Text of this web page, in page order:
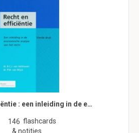
: een inleiding in de e…
146 flashcards
& notities